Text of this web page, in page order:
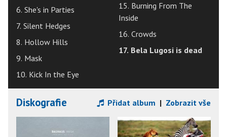
6. She's in Parties
7. Silent Hedges
8. Hollow Hills
9. Mask
10. Kick In the Eye
15. Burning From The
Inside
16. Crowds
17. Bela Lugosi is dead
Diskografie Přidat album | Zobrazit vše